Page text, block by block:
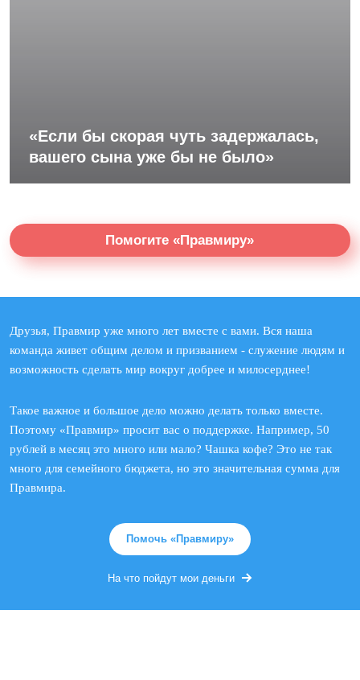
«Если бы скорая чуть задержалась,
вашего сына уже бы не было»
Помогите «Правмиру»
Друзья, Правмир уже много лет вместе с вами. Вся наша
команда живет общим делом и призванием - служение людям и
возможность сделать мир вокруг добрее и милосерднее!
Такое важное и большое дело можно делать только вместе.
Поэтому «Правмир» просит вас о поддержке. Например, 50
рублей в месяц это много или мало? Чашка кофе? Это не так
много для семейного бюджета, но это значительная сумма для
Правмира.
Помочь «Правмиру»
На что пойдут мои деньги